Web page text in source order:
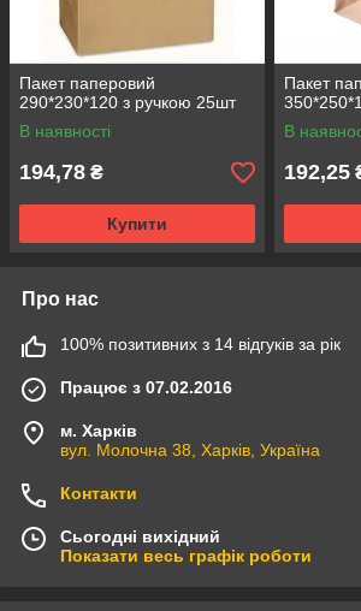
Пакет паперовий
290*230*120 з ручкою 25шт
В наявності
194,78 ₴
Купити
Пакет
В
192,25
Про нас
100% позитивних з 14 відгуків за рік
Працює з 07.02.2016
м. Харків
вул. Молочна 38, Харків, Україна
Контакти
Сьогодні вихідний
Показати весь графік роботи